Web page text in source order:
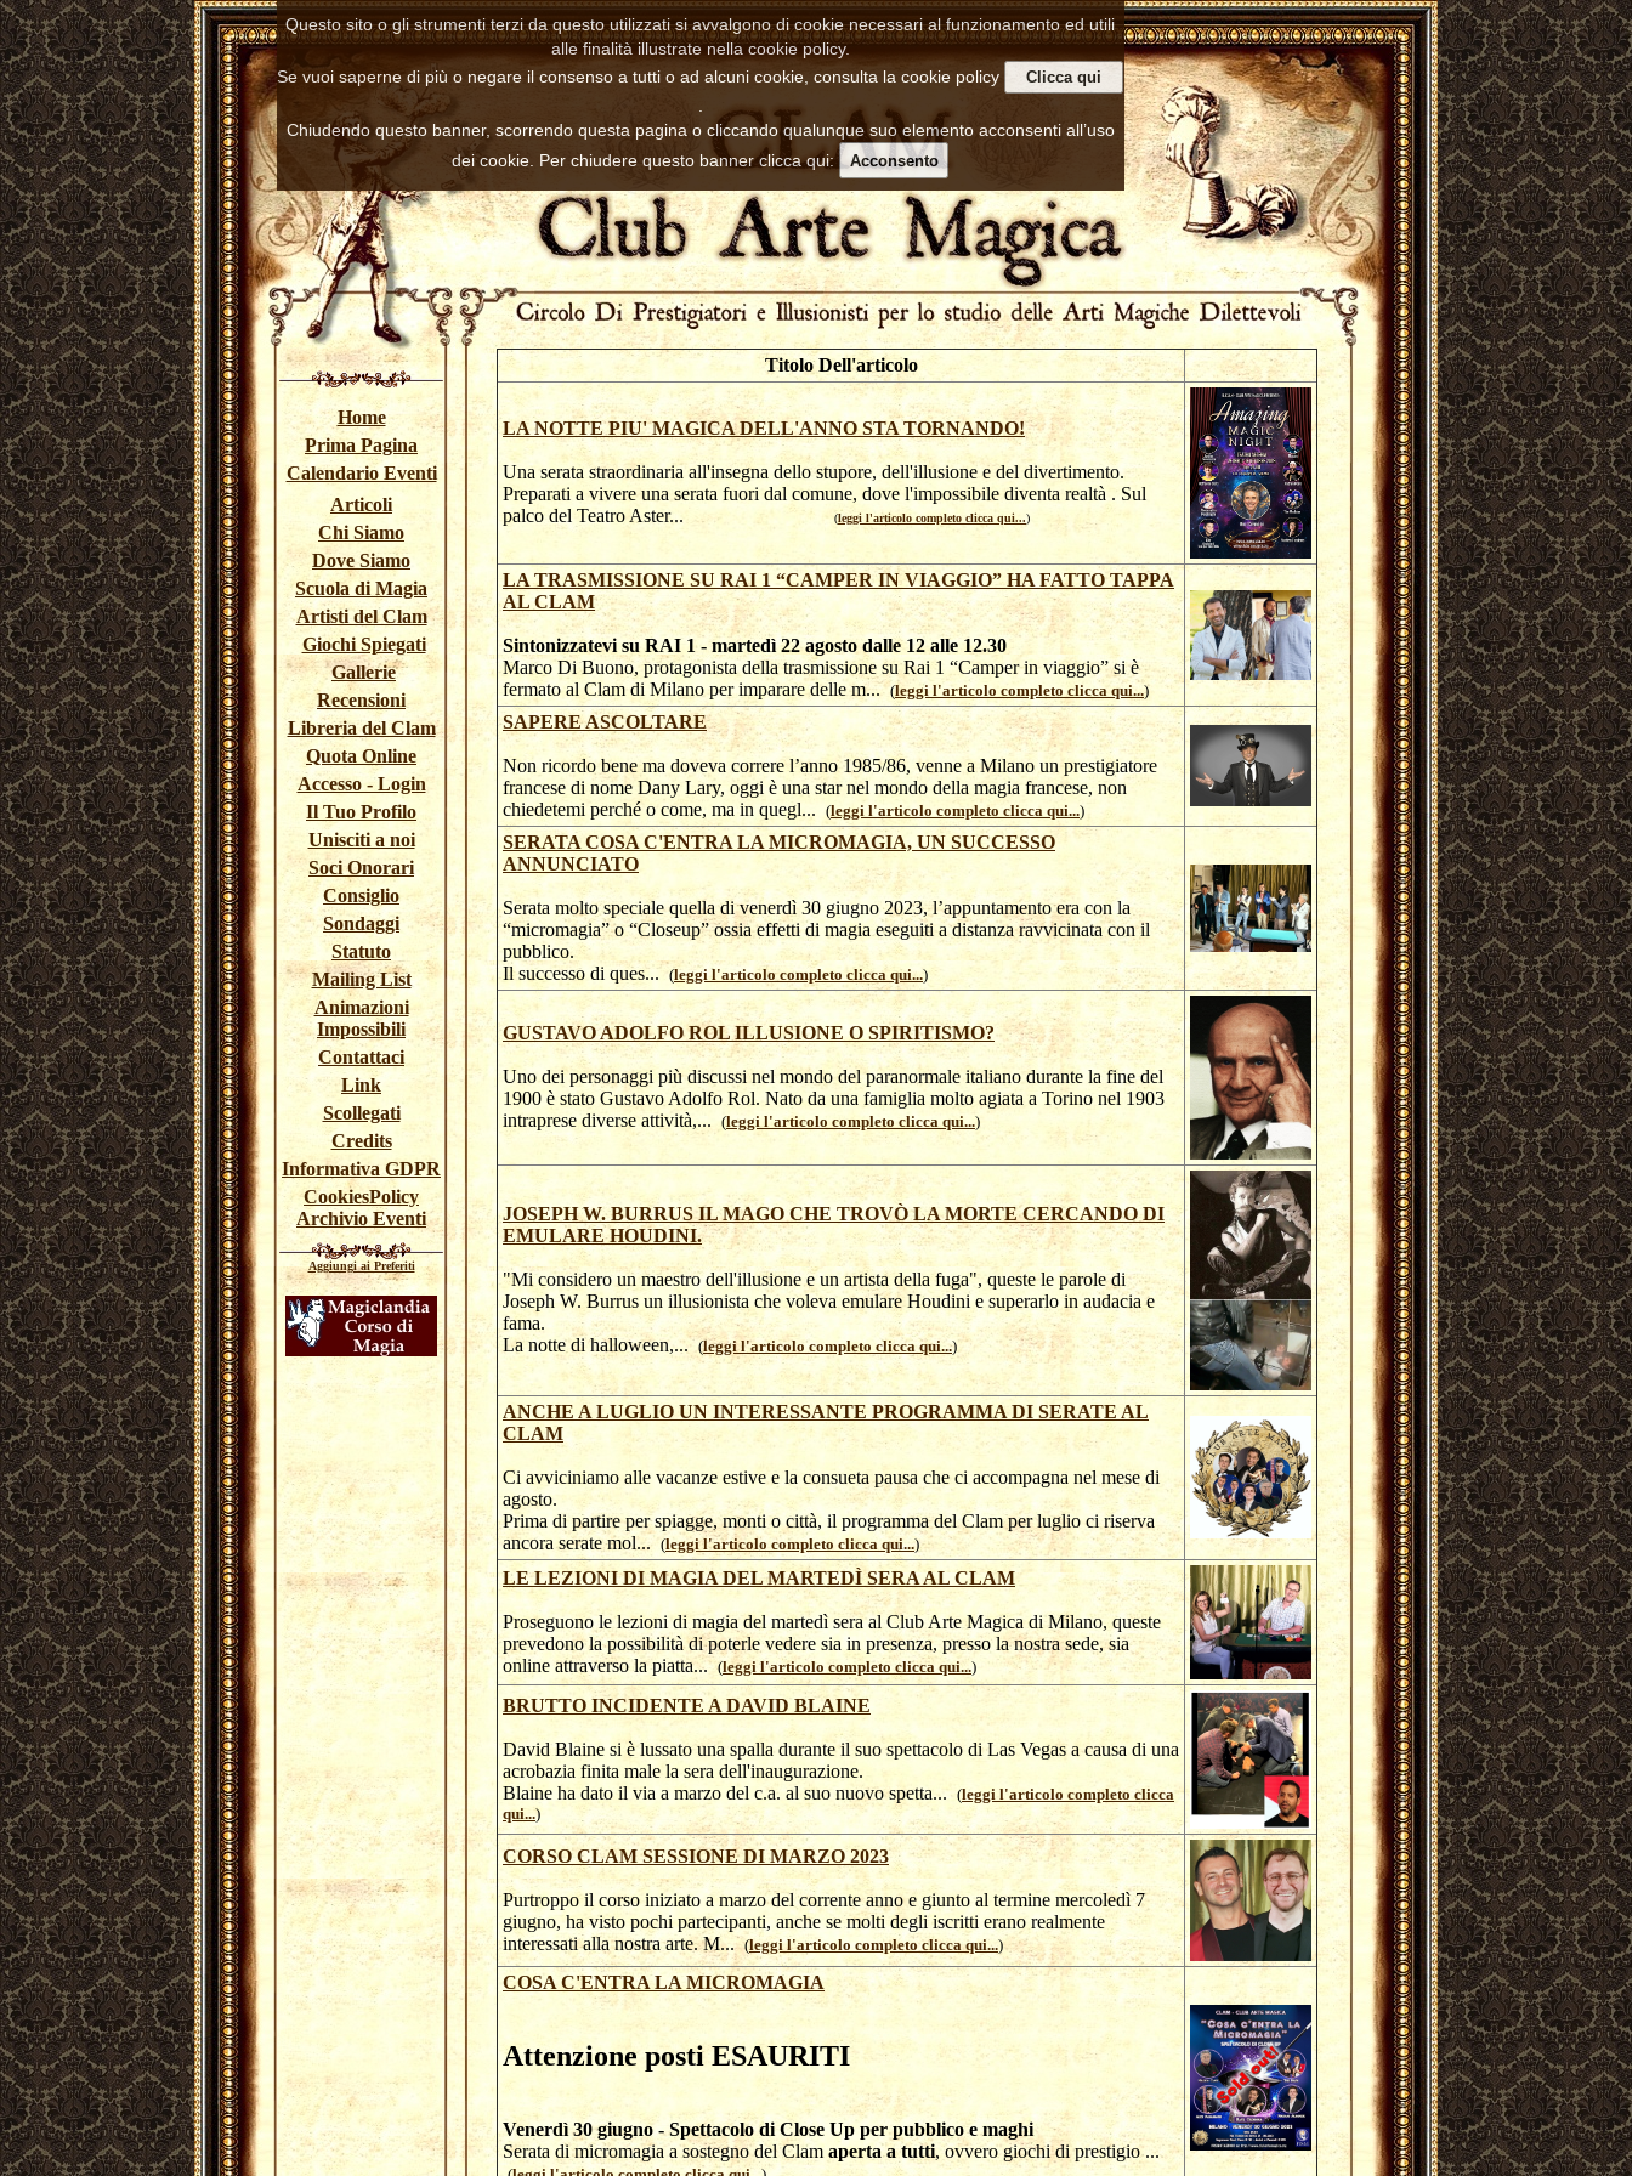
Home
Prima Pagina
Calendario Eventi
Articoli
Chi Siamo
Dove Siamo
Scuola di Magia
Artisti del Clam
Giochi Spiegati
Gallerie
Recensioni
Libreria del Clam
Quota Online
Accesso - Login
Il Tuo Profilo
Unisciti a noi
Soci Onorari
Consiglio
Sondaggi
Statuto
Mailing List
Animazioni
Impossibili
Contattaci
Link
Scollegati
Credits
Informativa GDPR
CookiesPolicy
Archivio Eventi
Aggiungi ai Preferiti
Questo sito o gli strumenti terzi da questo utilizzati si avvalgono di cookie necessari al funzionamento ed utili
alle finalità illustrate nella cookie policy.
Se vuoi saperne di più o negare il consenso a tutti o ad alcuni cookie, consulta la cookie policy
Clicca qui
Chiudendo questo banner, scorrendo questa pagina o cliccando qualunque suo elemento acconsenti all’uso
dei cookie. Per chiudere questo banner clicca qui:
Acconsento
Titolo Dell'articolo
LA NOTTE PIU' MAGICA DELL'ANNO STA TORNANDO!
Una serata straordinaria all'insegna dello stupore, dell'illusione e del divertimento.
Preparati a vivere una serata fuori dal comune, dove l'impossibile diventa realtà . Sul
palco del Teatro Aster... (leggi l'articolo completo clicca qui...)
LA TRASMISSIONE SU RAI 1 “CAMPER IN VIAGGIO” HA FATTO TAPPA
AL CLAM
Sintonizzatevi su RAI 1 - martedì 22 agosto dalle 12 alle 12.30
Marco Di Buono, protagonista della trasmissione su Rai 1 “Camper in viaggio” si è
fermato al Clam di Milano per imparare delle m...(leggi l'articolo completo clicca qui...)
SAPERE ASCOLTARE
Non ricordo bene ma doveva correre l’anno 1985/86, venne a Milano un prestigiatore
francese di nome Dany Lary, oggi è una star nel mondo della magia francese, non
chiedetemi perché o come, ma in quegl... (leggi l'articolo completo clicca qui...)
SERATA COSA C'ENTRA LA MICROMAGIA, UN SUCCESSO
ANNUNCIATO
Serata molto speciale quella di venerdì 30 giugno 2023, l’appuntamento era con la
“micromagia” o “Closeup” ossia effetti di magia eseguiti a distanza ravvicinata con il
pubblico.
Il successo di ques...(leggi l'articolo completo clicca qui...)
GUSTAVO ADOLFO ROL ILLUSIONE O SPIRITISMO?
Uno dei personaggi più discussi nel mondo del paranormale italiano durante la fine del
1900 è stato Gustavo Adolfo Rol. Nato da una famiglia molto agiata a Torino nel 1903
intraprese diverse attività,... (leggi l'articolo completo clicca qui...)
JOSEPH W. BURRUS IL MAGO CHE TROVÒ LA MORTE CERCANDO DI
EMULARE HOUDINI.
"Mi considero un maestro dell'illusione e un artista della fuga", queste le parole di
Joseph W. Burrus un illusionista che voleva emulare Houdini e superarlo in audacia e
fama.
La notte di halloween,... (leggi l'articolo completo clicca qui...)
ANCHE A LUGLIO UN INTERESSANTE PROGRAMMA DI SERATE AL
CLAM
Ci avviciniamo alle vacanze estive e la consueta pausa che ci accompagna nel mese di
agosto.
Prima di partire per spiagge, monti o città, il programma del Clam per luglio ci riserva
ancora serate mol... (leggi l'articolo completo clicca qui...)
LE LEZIONI DI MAGIA DEL MARTEDÌ SERA AL CLAM
Proseguono le lezioni di magia del martedì sera al Club Arte Magica di Milano, queste
prevedono la possibilità di poterle vedere sia in presenza, presso la nostra sede, sia
online attraverso la piatta...(leggi l'articolo completo clicca qui...)
BRUTTO INCIDENTE A DAVID BLAINE
David Blaine si è lussato una spalla durante il suo spettacolo di Las Vegas a causa di una
acrobazia finita male la sera dell'inaugurazione.
Blaine ha dato il via a marzo del c.a. al suo nuovo spetta... (leggi l'articolo completo clicca
qui...)
CORSO CLAM SESSIONE DI MARZO 2023
Purtroppo il corso iniziato a marzo del corrente anno e giunto al termine mercoledì 7
giugno, ha visto pochi partecipanti, anche se molti degli iscritti erano realmente
interessati alla nostra arte. M...(leggi l'articolo completo clicca qui...)
COSA C'ENTRA LA MICROMAGIA
Attenzione posti ESAURITI
Venerdì 30 giugno - Spettacolo di Close Up per pubblico e maghi
Serata di micromagia a sostegno del Clam aperta a tutti, ovvero giochi di prestigio ...